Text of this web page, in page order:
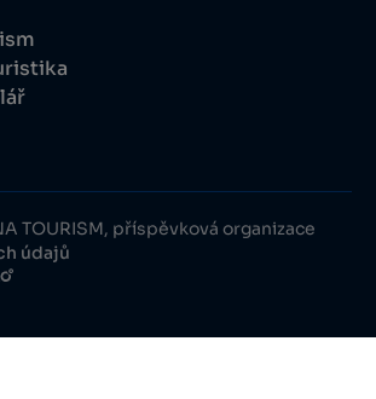
TOURISM, příspěvková organizace
údajů